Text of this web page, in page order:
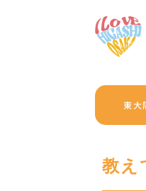
東大
教え